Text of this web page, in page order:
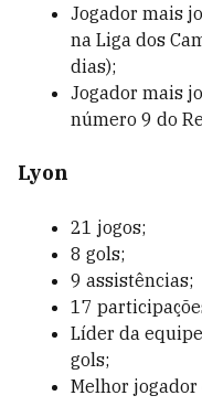
Jogador mais
na Liga dos
dias);
Jogador mais
número 9 do
Lyon
21 jogos;
8 gols;
9 assistências;
17
Líder da
gols;
Melhor jogador